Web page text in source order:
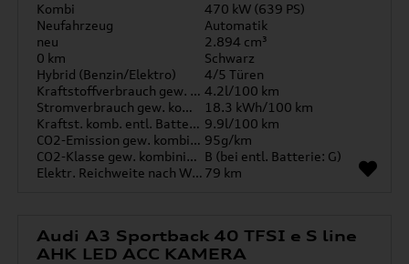
Kombi
470 kW (639 PS)
Neufahrzeug
Automatik
neu
2.894 cm³
0 km
Schwarz
Hybrid (Benzin/Elektro)
4/5 Türen
Kraftstoffverbrauch gew. kombiniert 4.2l/100 km
Stromverbrauch gew. kombiniert
18.3 kWh/100 km
Kraftst. komb. entl. Batterie 9.9l/100 km
CO2-Emission gew. kombiniert 95g/km
CO2-Klasse gew. kombiniert B (bei entl. Batterie: G)
Elektr. Reichweite nach WLTP* 79 km
Audi A3 Sportback 40 TFSI e S line
AHK LED ACC KAMERA